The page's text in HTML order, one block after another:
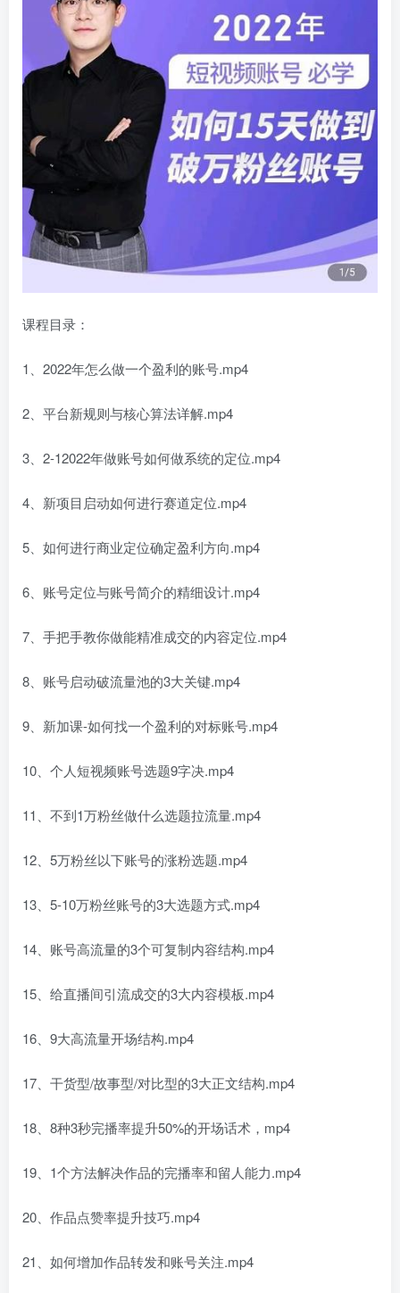
课程目录：
1、2022年怎么做一个盈利的账号.mp4
2、平台新规则与核心算法详解.mp4
3、2-12022年做账号如何做系统的定位.mp4
4、新项目启动如何进行赛道定位.mp4
5、如何进行商业定位确定盈利方向.mp4
6、账号定位与账号简介的精细设计.mp4
7、手把手教你做能精准成交的内容定位.mp4
8、账号启动破流量池的3大关键.mp4
9、新加课-如何找一个盈利的对标账号.mp4
10、个人短视频账号选题9字决.mp4
11、不到1万粉丝做什么选题拉流量.mp4
12、5万粉丝以下账号的涨粉选题.mp4
13、5-10万粉丝账号的3大选题方式.mp4
14、账号高流量的3个可复制内容结构.mp4
15、给直播间引流成交的3大内容模板.mp4
16、9大高流量开场结构.mp4
17、干货型/故事型/对比型的3大正文结构.mp4
18、8种3秒完播率提升50%的开场话术，mp4
19、1个方法解决作品的完播率和留人能力.mp4
20、作品点赞率提升技巧.mp4
21、如何增加作品转发和账号关注.mp4